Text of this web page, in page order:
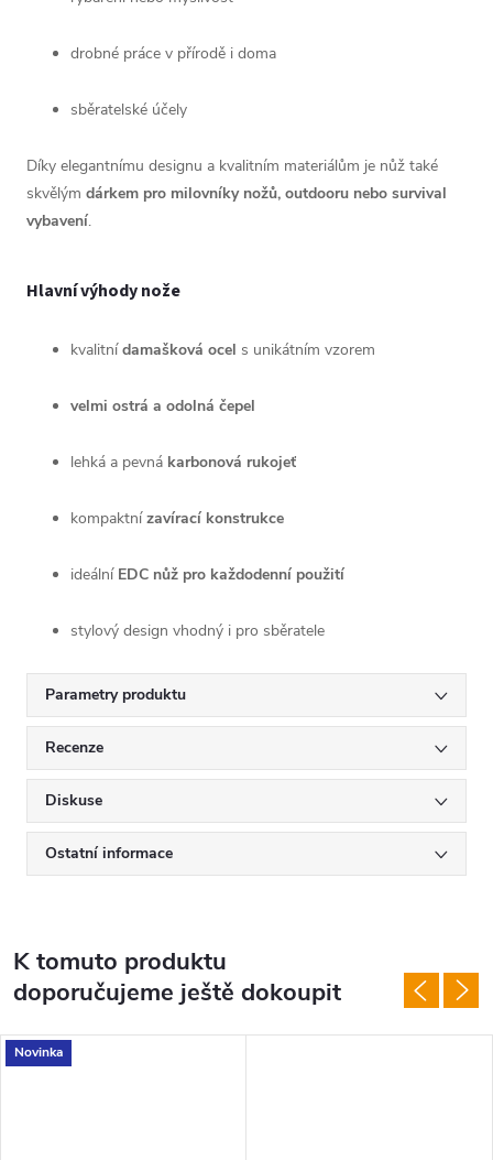
drobné práce v přírodě i doma
sběratelské účely
Díky elegantnímu designu a kvalitním materiálům je nůž také
skvělým dárkem pro milovníky nožů, outdooru nebo survival
vybavení.
Hlavní výhody nože
kvalitnídamašková ocel s unikátním vzorem
velmi ostrá a odolná čepel
lehká a pevná karbonová rukojeť
kompaktnízavírací konstrukce
ideální EDC nůž pro každodenní použití
stylový design vhodný i pro sběratele
Parametry produktu
Recenze
Diskuse
Ostatní informace
K tomuto produktu
doporučujeme ještě dokoupit
Novinka